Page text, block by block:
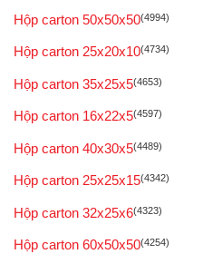
Hộp carton 50x50x50(4994)
Hộp carton 25x20x10(4734)
Hộp carton 35x25x5(4653)
Hộp carton 16x22x5(4597)
Hộp carton 40x30x5(4489)
Hộp carton 25x25x15(4342)
Hộp carton 32x25x6(4323)
Hộp carton 60x50x50(4254)